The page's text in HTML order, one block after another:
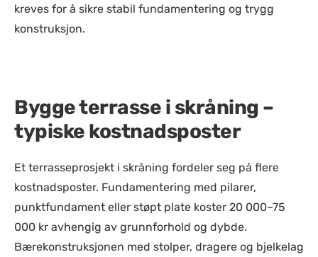
kreves for å sikre stabil fundamentering og trygg
konstruksjon.
Bygge terrasse i skråning –
typiske kostnadsposter
Et terrasseprosjekt i skråning fordeler seg på flere
kostnadsposter. Fundamentering med pilarer,
punktfundament eller støpt plate koster 20 000–75
000 kr avhengig av grunnforhold og dybde.
Bærekonstruksjonen med stolper, dragere og bjelkelag